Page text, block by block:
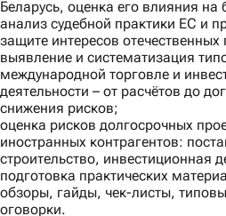
Беларусь, оценка его влияния на
анализ судебной практики ЕС и
защите интересов отечественных
выявление и систематизация
международной торговле и
деятельности – от расчётов до
снижения рисков;
оценка рисков долгосрочных
иностранных контрагентов:
строительство, инвестиционная
подготовка практических
обзоры, гайды, чек-листы,
оговорки.